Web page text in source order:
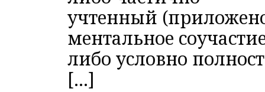
учтенный
ментальное
либо условно
[…]